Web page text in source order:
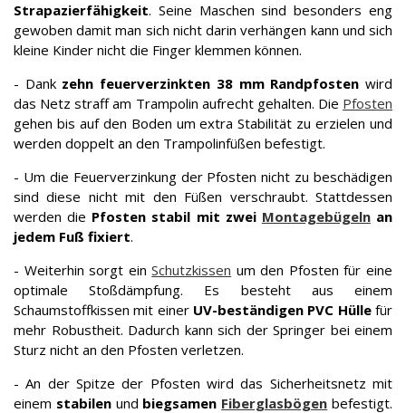
Strapazierfähigkeit. Seine Maschen sind besonders eng
gewoben damit man sich nicht darin verhängen kann und sich
kleine Kinder nicht die Finger klemmen können.
- Dankzehn feuerverzinkten 38 mm Randpfosten wird
das Netz straff am Trampolin aufrecht gehalten. Die Pfosten
gehen bis auf den Boden um extra Stabilität zu erzielen und
werden doppelt an den Trampolinfüßen befestigt.
- Um die Feuerverzinkung der Pfosten nicht zu beschädigen
sind diese nicht mit den Füßen verschraubt. Stattdessen
werden die Pfosten stabil mit zwei Montagebügelnan
jedem Fuß fixiert.
- Weiterhin sorgt einSchutzkissen um den Pfosten für eine
optimale Stoßdämpfung. Es besteht aus einem
Schaumstoffkissen mit einer UV-beständigen PVC Hüllefür
mehr Robustheit. Dadurch kann sich der Springer bei einem
Sturz nicht an den Pfosten verletzen.
- An der Spitze der Pfosten wird das Sicherheitsnetz mit
einem stabilen und biegsamen Fiberglasbögen befestigt.